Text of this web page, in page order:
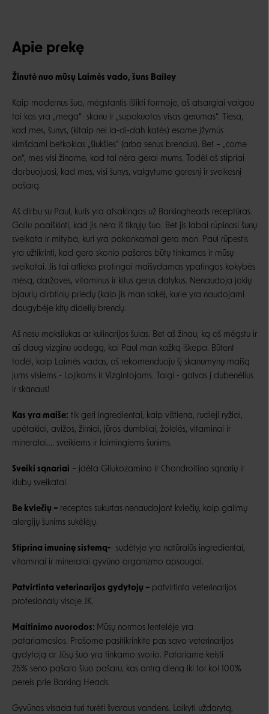
Apie prekę
Žinutė nuo mūsų Laimės vado, šuns Bailey
Kaip modernus šuo, mėgstantis išlikti formoje, aš atsargiai valgau
tai kas yra „mega“ skanu ir „supakuotas visas gerumas“. Tiesa,
kad mes, šunys, (kitaip nei la-di-dah katės) esame įžymūs
kimšdami betkokias „šiukšles“ (arba senus brendus). Bet – „come
on“, mes visi žinome, kad tai nėra gerai mums. Todėl aš stipriai
darbuojuosi, kad mes, visi šunys, valgytume geresnį ir sveikesnį
pašarą.
Aš dirbu su Paul, kuris yra atsakingas už Barkingheads receptūras.
Galiu paaiškinti, kad jis nėra iš tikrųjų šuo. Bet jis labai rūpinasi šunų
sveikata ir mityba, kuri yra pakankamai gera man. Paul rūpestis
yra užtikrinti, kad gero skonio pašaras būtų tinkamas ir mūsų
sveikatai. Jis tai atlieka protingai maišydamas ypatingos kokybės
mėsą, daržoves, vitaminus ir kitus gerus dalykus. Nenaudoja jokių
bjaurių dirbtinių priedų (kaip jis man sakė), kurie yra naudojami
daugybėje kitų didelių brendų.
Aš nesu moksliukas ar kulinarijos šulas. Bet aš žinau, ką aš mėgstu ir
aš daug vizginu uodegą, kai Paul man kažką iškepa. Būtent
todėl, kaip Laimės vadas, aš rekomenduoju šį skanumynų maišą
jums visiems - Lojikams ir Vizgintojams. Taigi - galvas į dubenėlius
ir skanaus!
Kas yra maiše: tik geri ingredientai, kaip vištiena, rudieji ryžiai,
upėtakiai, avižos, žirniai, jūros dumbliai, žolelės, vitaminai ir
mineralai.... sveikiems ir laimingiems šunims.
Sveiki sąnariai – įdėta Gliukozamino ir Chondroitino sąnarių ir
klubų sveikatai.
Be kviečių – receptas sukurtas nenaudojant kviečių, kaip galimų
alergijų šunims sukėlėjų.
Stiprina imuninę sistemą- sudėtyje yra natūralūs ingredientai,
vitaminai ir mineralai gyvūno organizmo apsaugai.
Patvirtinta veterinarijos gydytojų – patvirtinta veterinarijos
profesionalų visoje JK.
Maitinimo nuorodos: Mūsų normos lentelėje yra
patariamosios. Prašome pasitikrinkite pas savo veterinarijos
gydytoją ar Jūsų šuo yra tinkamo svorio. Patariame keisti
25% seno pašaro šiuo pašaru, kas antrą dieną iki tol kol 100%
pereis prie Barking Heads.
Gyvūnas visada turi turėti švaraus vandens. Laikyti uždarytą,